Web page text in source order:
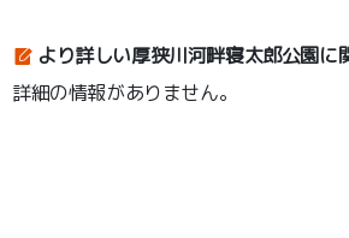
より詳しい厚狭川河畔寝太郎公園に
詳細の情報がありません。